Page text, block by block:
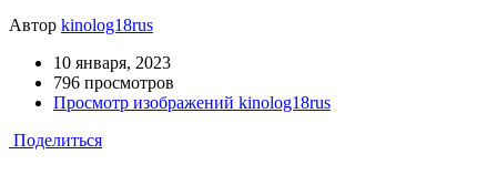
Автор kinolog18rus
10 января, 2023
796 просмотров
Просмотр изображений kinolog18rus
Поделиться